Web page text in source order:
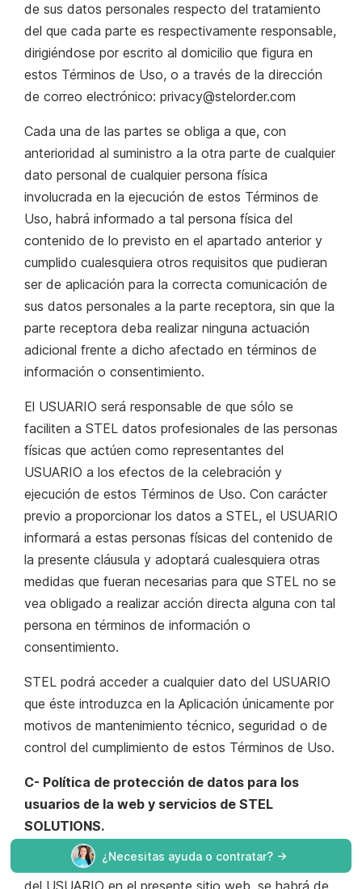
de sus datos personales respecto del tratamiento
del que cada parte es respectivamente responsable,
dirigiéndose por escrito al domicilio que figura en
estos Términos de Uso, o a través de la dirección
de correo electrónico: privacy@stelorder.com
Cada una de las partes se obliga a que, con
anterioridad al suministro a la otra parte de cualquier
dato personal de cualquier persona física
involucrada en la ejecución de estos Términos de
Uso, habrá informado a tal persona física del
contenido de lo previsto en el apartado anterior y
cumplido cualesquiera otros requisitos que pudieran
ser de aplicación para la correcta comunicación de
sus datos personales a la parte receptora, sin que la
parte receptora deba realizar ninguna actuación
adicional frente a dicho afectado en términos de
información o consentimiento.
El USUARIO será responsable de que sólo se
faciliten a STEL datos profesionales de las personas
físicas que actúen como representantes del
USUARIO a los efectos de la celebración y
ejecución de estos Términos de Uso. Con carácter
previo a proporcionar los datos a STEL, el USUARIO
informará a estas personas físicas del contenido de
la presente cláusula y adoptará cualesquiera otras
medidas que fueran necesarias para que STEL no se
vea obligado a realizar acción directa alguna con tal
persona en términos de información o
consentimiento.
STEL podrá acceder a cualquier dato del USUARIO
que éste introduzca en la Aplicación únicamente por
motivos de mantenimiento técnico, seguridad o de
control del cumplimiento de estos Términos de Uso.
C- Política de protección de datos para los
usuarios de la web y servicios de STEL
SOLUTIONS.
Para cualquier formulario en el que se soliciten datos
del USUARIO en el presente sitio web, se habrá de
¿Necesitas ayuda o contratar? ->